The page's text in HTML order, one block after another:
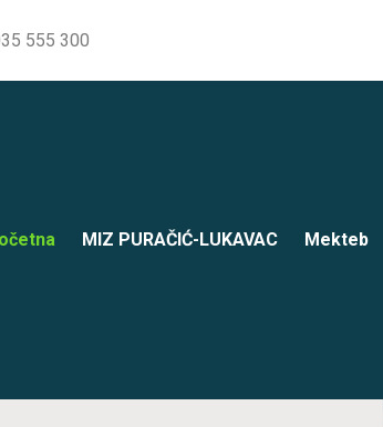
555 300
MIZ PURAČIĆ-LUKAVAC Mekteb